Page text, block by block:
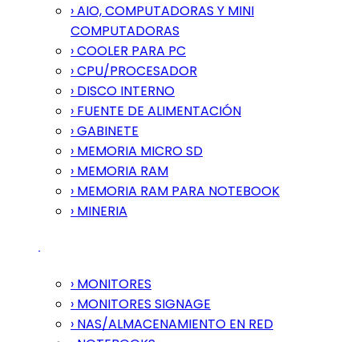
› AIO, COMPUTADORAS Y MINI
COMPUTADORAS
› COOLER PARA PC
› CPU/PROCESADOR
› DISCO INTERNO
› FUENTE DE ALIMENTACIÓN
› GABINETE
› MEMORIA MICRO SD
› MEMORIA RAM
› MEMORIA RAM PARA NOTEBOOK
› MINERIA
› MONITORES
› MONITORES SIGNAGE
› NAS/ALMACENAMIENTO EN RED